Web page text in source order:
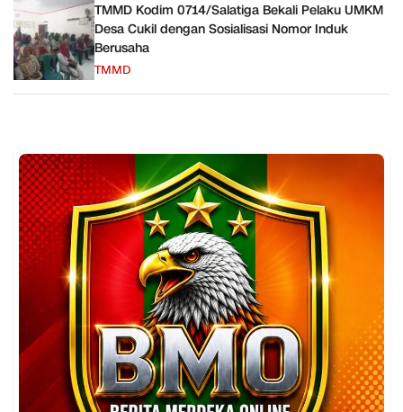
TMMD Kodim 0714/Salatiga Bekali Pelaku UMKM
Desa Cukil dengan Sosialisasi Nomor Induk
Berusaha
TMMD